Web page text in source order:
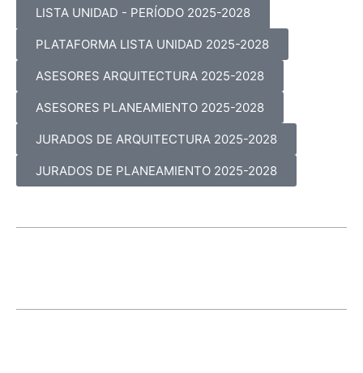
LISTA UNIDAD - PERÍODO 2025-2028
PLATAFORMA LISTA UNIDAD 2025-2028
ASESORES ARQUITECTURA 2025-2028
ASESORES PLANEAMIENTO 2025-2028
JURADOS DE ARQUITECTURA 2025-2028
JURADOS DE PLANEAMIENTO 2025-2028